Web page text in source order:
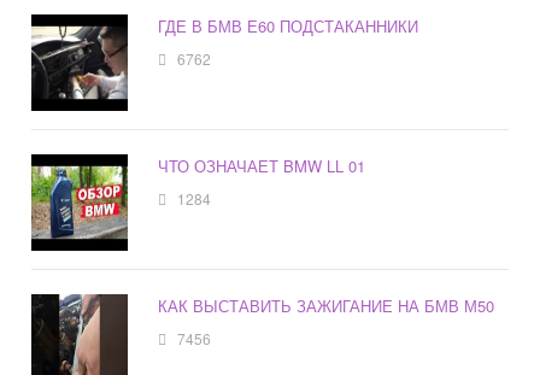
ГДЕ В БМВ Е60 ПОДСТАКАННИКИ
6762
ЧТО ОЗНАЧАЕТ BMW LL 01
1284
КАК ВЫСТАВИТЬ ЗАЖИГАНИЕ НА БМВ М50
7456